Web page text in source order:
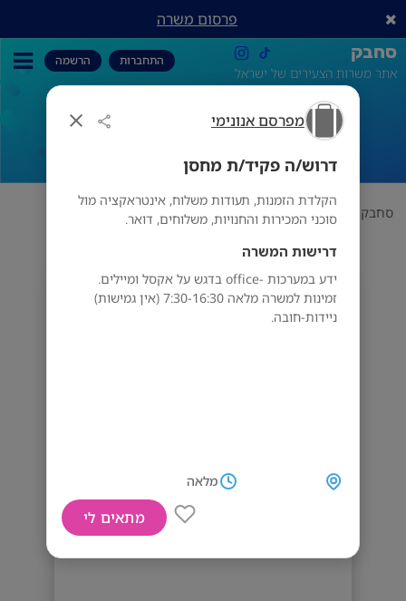
מפרסם אנונימי
דרוש/ה פקיד/ת מחסן
הקלדת הזמנות, תעודות משלוח, אינטראקציה מול
סוכני המכירות והחנויות, משלוחים, דואר.
דרישות המשרה
ידע במערכות -office בדגש על אקסל ומיילים.
זמינות למשרה מלאה 7:30-16:30 (אין גמישות)
ניידות-חובה.
מלאה
מתאים לי
פרסום משרה
סחבק
אתר משרות הצעירים של ישראל
התחברות הרשמה
דרוש/ה פקיד/ת מחסן
סחבק תחום מפרסם אנונימי דרוש/ה פקיד/ת מחסן
מפרסם אנונימי